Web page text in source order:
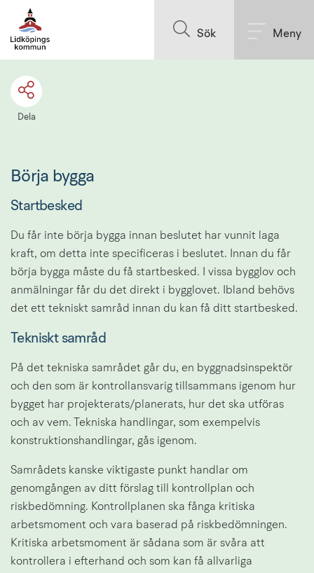
Sök Meny
Dela
Börja bygga
Startbesked
Du får inte börja bygga innan beslutet har vunnit laga
kraft, om detta inte specificeras i beslutet. Innan du får
börja bygga måste du få startbesked. I vissa bygglov och
anmälningar får du det direkt i bygglovet. Ibland behövs
det ett tekniskt samråd innan du kan få ditt startbesked.
Tekniskt samråd
På det tekniska samrådet går du, en byggnadsinspektör
och den som är kontrollansvarig tillsammans igenom hur
bygget har projekterats/planerats, hur det ska utföras
och av vem. Tekniska handlingar, som exempelvis
konstruktionshandlingar, gås igenom.
Samrådets kanske viktigaste punkt handlar om
genomgången av ditt förslag till kontrollplan och
riskbedömning. Kontrollplanen ska fånga kritiska
arbetsmoment och vara baserad på riskbedömningen.
Kritiska arbetsmoment är sådana som är svåra att
kontrollera i efterhand och som kan få allvarliga